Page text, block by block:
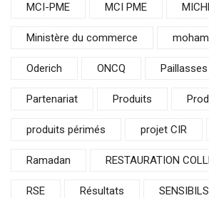
MCI-PME MCI PME
Ministère du commerce
Oderich ONCQ Paillasses
Partenariat Produits
produits périmés projet CIR
Ramadan RESTAURATION
RSE Résultats